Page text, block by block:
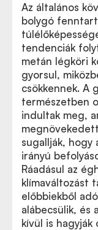
Az általános
bolygó
tendenciák
metán légköri
gyorsul,
csökkennek. A
természetben
indultak meg,
sugallják, hogy
irányú
Ráadásul az
klímaváltozást
előbbiekből
alábecsülik, és
kívül is hagyják